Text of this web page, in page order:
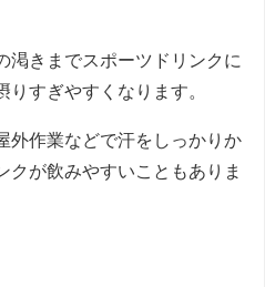
渇きまでスポーツドリンクに
すぎやすくなります。
外作業などで汗をしっかりか
クが飲みやすいこともありま